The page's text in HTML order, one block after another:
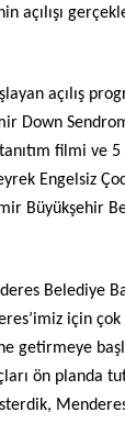
açılışı
açılış
Down
filmi ve 5
Engelsiz
Büyükşehir
Belediye
için
getirmeye
ön planda